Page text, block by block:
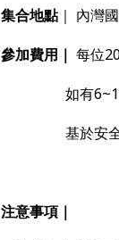
集合地點｜ 內灣
參加費用｜ 每位
如有6~12歲
基於安全考量
注意事項｜